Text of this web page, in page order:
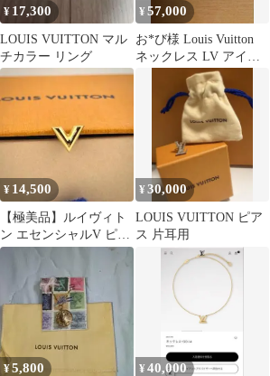
¥ 17,300
LOUIS VUITTON マル
チカラー リング
¥57,000
お*び様 Louis Vuitton
ネックレス LV アイコ
ニック M0059
¥ 14,500
【極美品】ルイヴィト
ン エセンシャルV ピア
ス ゴールド スタッズ
¥30,000
LOUIS VUITTON ピア
ス 片耳用
¥5,800 ¥40,000